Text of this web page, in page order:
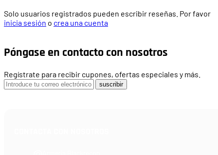
Solo usuarios registrados pueden escribir reseñas. Por favor
inicia sesión o crea una cuenta
Póngase en contacto con nosotros
Regístrate para recibir cupones, ofertas especiales y más.
suscribir